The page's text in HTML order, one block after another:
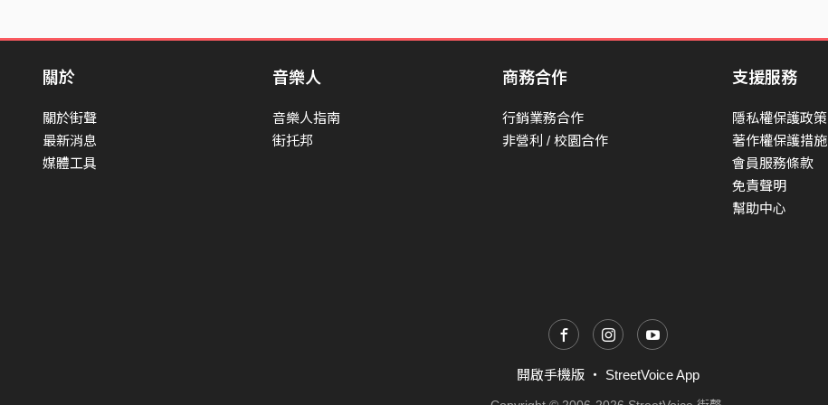
關於
關於街聲
最新消息
媒體工具
音樂人
音樂人指南
街托邦
商務合作
行銷業務合作
非營利 / 校園合作
支援服務
隱私權保護政策
著作權保護措施
會員服務條款
免責聲明
幫助中心
開啟手機版 ・ StreetVoice App